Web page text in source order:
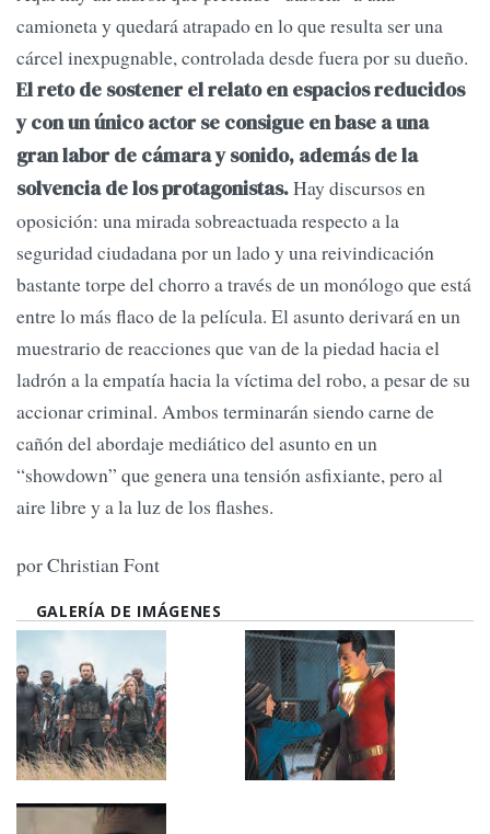
camioneta y quedará atrapado en lo que resulta ser una
cárcel inexpugnable, controlada desde fuera por su dueño.
El reto de sostener el relato en espacios reducidos
y con un único actor se consigue en base a una
gran labor de cámara y sonido, además de la
solvencia de los protagonistas.Hay discursos en
oposición: una mirada sobreactuada respecto a la
seguridad ciudadana por un lado y una reivindicación
bastante torpe del chorro a través de un monólogo que está
entre lo más flaco de la película. El asunto derivará en un
muestrario de reacciones que van de la piedad hacia el
ladrón a la empatía hacia la víctima del robo, a pesar de su
accionar criminal. Ambos terminarán siendo carne de
cañón del abordaje mediático del asunto en un
“showdown” que genera una tensión asfixiante, pero al
aire libre y a la luz de los flashes.
por Christian Font
GALERÍA DE IMÁGENES